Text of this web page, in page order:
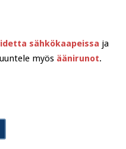
sähkökaapeissa ja
myös äänirunot.